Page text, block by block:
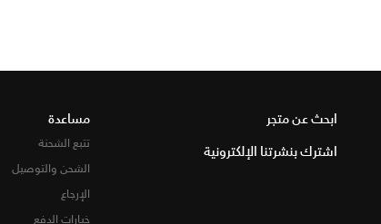
ابحث عن متجر
اشترك بنشرتنا الإلكترونية
مساعدة
تتبع الشحنة
الشحن والتوصيل
الإرجاع
خيارات الدفع